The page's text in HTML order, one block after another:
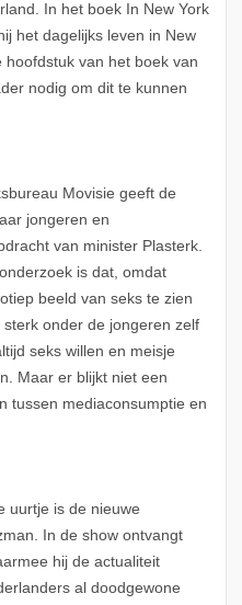
In het boek In New York
het dagelijks leven in New
van het boek van
nodig om dit te kunnen
Movisie geeft de
jongeren en
van minister Plasterk.
is dat, omdat
beeld van seks te zien
onder de jongeren zelf
seks willen en meisje
Maar er blijkt niet een
tussen mediaconsumptie en
uurtje is de nieuwe
In de show ontvangt
hij de actualiteit
al doodgewone